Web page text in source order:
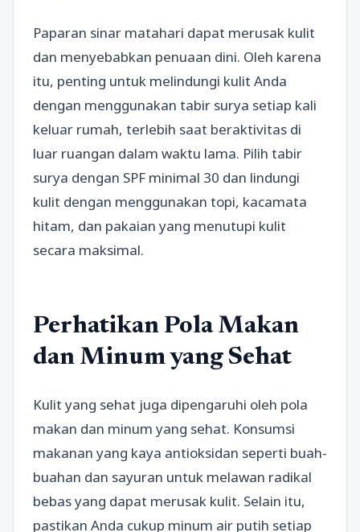
Paparan sinar matahari dapat merusak kulit
dan menyebabkan penuaan dini. Oleh karena
itu, penting untuk melindungi kulit Anda
dengan menggunakan tabir surya setiap kali
keluar rumah, terlebih saat beraktivitas di
luar ruangan dalam waktu lama. Pilih tabir
surya dengan SPF minimal 30 dan lindungi
kulit dengan menggunakan topi, kacamata
hitam, dan pakaian yang menutupi kulit
secara maksimal.
Perhatikan Pola Makan
dan Minum yang Sehat
Kulit yang sehat juga dipengaruhi oleh pola
makan dan minum yang sehat. Konsumsi
makanan yang kaya antioksidan seperti buah-
buahan dan sayuran untuk melawan radikal
bebas yang dapat merusak kulit. Selain itu,
pastikan Anda cukup minum air putih setiap